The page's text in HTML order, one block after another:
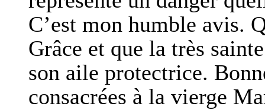
C’est mon humble avis.
Grâce et que la très
son aile protectrice.
consacrées à la vierge